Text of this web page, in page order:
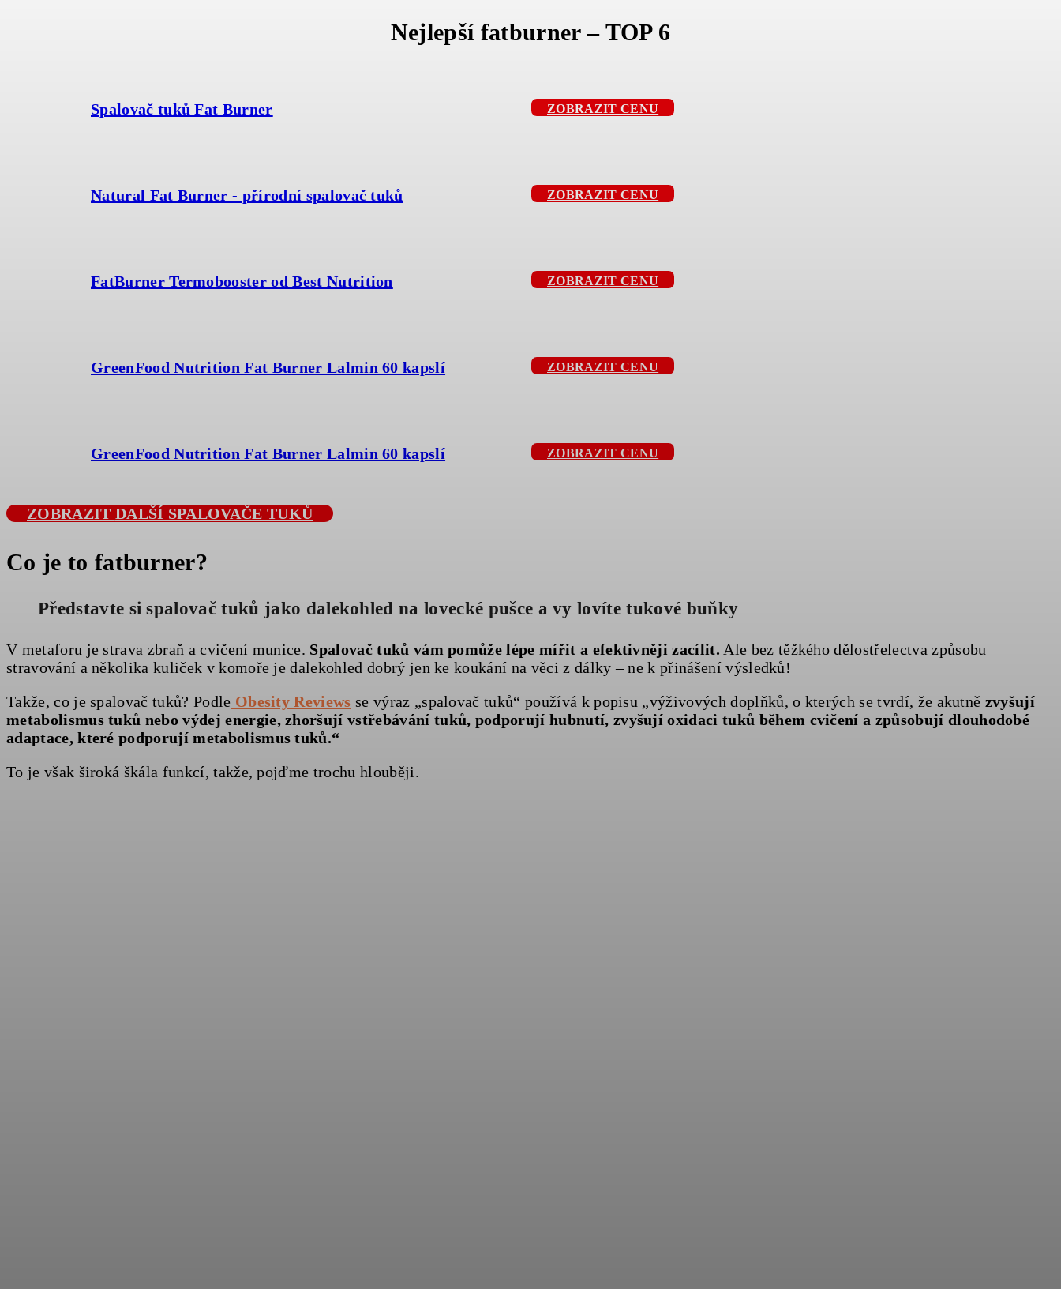
Nejlepší fatburner – TOP 6
Spalovač tuků Fat Burner ZOBRAZIT CENU
Natural Fat Burner - přírodní spalovač tuků ZOBRAZIT CENU
FatBurner Termobooster od Best Nutrition ZOBRAZIT CENU
GreenFood Nutrition Fat Burner Lalmin 60 kapslí ZOBRAZIT CENU
GreenFood Nutrition Fat Burner Lalmin 60 kapslí ZOBRAZIT CENU
ZOBRAZIT DALŠÍ SPALOVAČE TUKŮ
Co je to fatburner?
Představte si spalovač tuků jako dalekohled na lovecké pušce a vy lovíte tukové buňky
V metaforu je strava zbraň a cvičení munice. Spalovač tuků vám pomůže lépe mířit a efektivněji zacílit. Ale bez těžkého dělostřelectva způsobu
stravování a několika kuliček v komoře je dalekohled dobrý jen ke koukání na věci z dálky – ne k přinášení výsledků!
Takže, co je spalovač tuků? Podle Obesity Reviews se výraz „spalovač tuků“ používá k popisu „výživových doplňků, o kterých se tvrdí, že akutně zvyšují
metabolismus tuků nebo výdej energie, zhoršují vstřebávání tuků, podporují hubnutí, zvyšují oxidaci tuků během cvičení a způsobují dlouhodobé
adaptace, které podporují metabolismus tuků.“
To je však široká škála funkcí, takže, pojďme trochu hlouběji.